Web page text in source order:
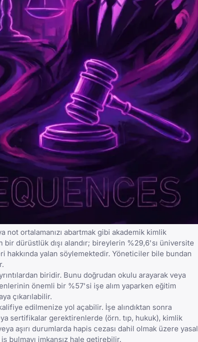
not ortalamanızı abartmak gibi akademik kimlik
bir dürüstlük dışı alandır; bireylerin %29,6'sı üniversite
yalan söylemektedir. Yöneticiler bile bundan
biridir. Bunu doğrudan okulu arayarak veya
önemli bir %57'si işe alım yaparken eğitim
çıkarılabilir.
edilmenize yol açabilir. İşe alındıktan sonra
sertifikalar gerektirenlerde (örn. tıp, hukuk), kimlik
aşırı durumlarda hapis cezası dahil olmak üzere yasal
bulmayı imkansız hale getirebilir.